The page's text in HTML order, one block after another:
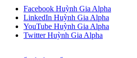
Facebook Huỳnh Gia Alpha
LinkedIn Huỳnh Gia Alpha
YouTube Huỳnh Gia Alpha
Twitter Huỳnh Gia Alpha